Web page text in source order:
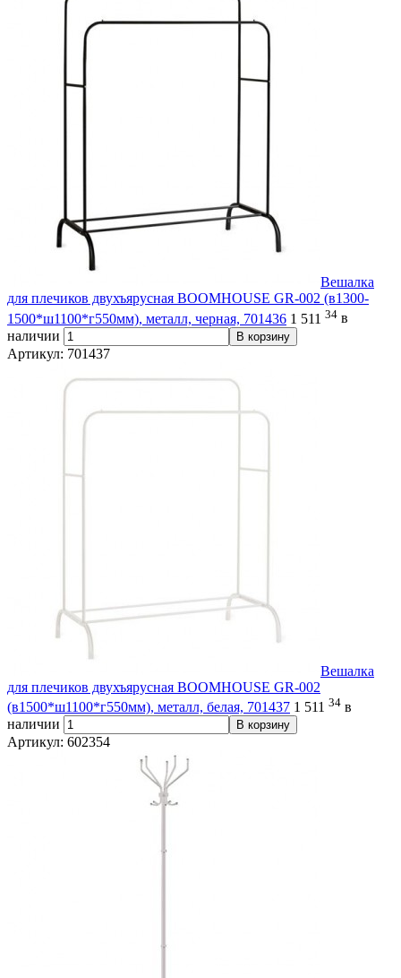
Вешалка
для плечиков двухъярусная BOOMHOUSE GR-002 (в1300-
1500*ш1100*г550мм), металл, черная, 701436 1 511 34 в
наличии
В корзину
Артикул: 701437
Вешалка
для плечиков двухъярусная BOOMHOUSE GR-002
(в1500*ш1100*г550мм), металл, белая, 701437 1 511 34 в
наличии
В корзину
Артикул: 602354